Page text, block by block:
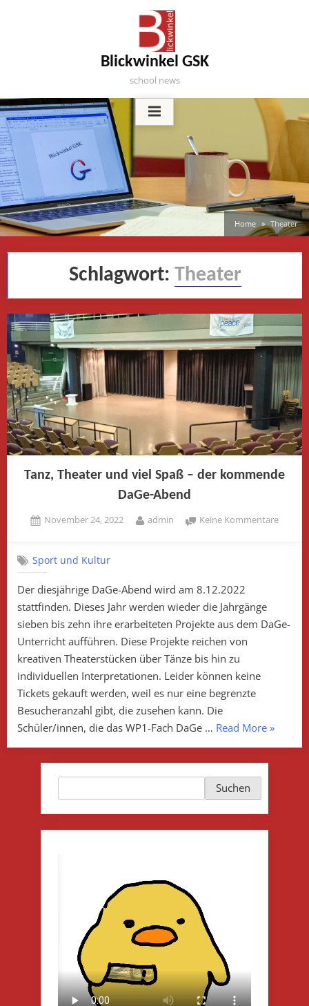
Blickwinkel GSK
school news
Home Theater
Schlagwort: Theater
Tanz, Theater und viel Spaß – der kommende
DaGe-Abend
Posted
November 24, 2022 By
admin Keine Kommentarezu
der
Sport und Kultur
Der diesjährige DaGe-Abend wird am 8.12.2022
stattfinden. Dieses Jahr werden wieder die Jahrgänge
sieben bis zehn ihre erarbeiteten Projekte aus dem DaGe-
Unterricht aufführen. Diese Projekte reichen von
kreativen Theaterstücken über Tänze bis hin zu
individuellen Interpretationen. Leider können keine
Tickets gekauft werden, weil es nur eine begrenzte
Besucheranzahl gibt, die zusehen kann. Die
Schüler/innen, die das WP1-Fach DaGe … Read More„Tanz,
und
–
der
»
Suchen